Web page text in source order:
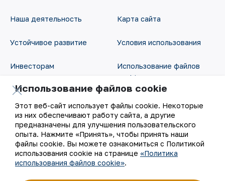
Наша деятельность
Устойчивое развитие
Инвесторам
Пресс-центр
Карьера
Цифровое правительство
Карта сайта
Условия использования
Использование файлов
cookie
Открытые данные
RSS - лента
Использование файлов cookie
Этот веб-сайт использует файлы cookie. Некоторые
из них обеспечивают работу сайта, а другие
предназначены для улучшения пользовательского
опыта. Нажмите «Принять», чтобы принять наши
файлы cookie. Вы можете ознакомиться с Политикой
использования cookie на странице «Политика
использования файлов cookie».